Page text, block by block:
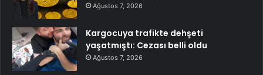
Ağustos 7, 2026
Kargocuya trafikte dehşeti
yaşatmıştı: Cezası belli oldu
Ağustos 7, 2026